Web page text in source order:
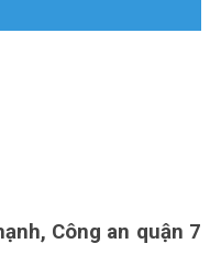
Công an quận 7